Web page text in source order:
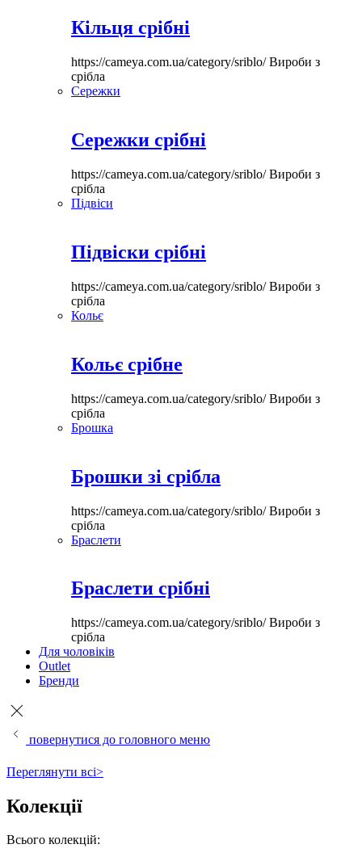
Кільця срібні
https://cameya.com.ua/category/sriblo/Вироби з
срібла
Сережки
Сережки срібні
https://cameya.com.ua/category/sriblo/Вироби з
срібла
Підвіси
Підвіски срібні
https://cameya.com.ua/category/sriblo/Вироби з
срібла
Кольє
Кольє срібне
https://cameya.com.ua/category/sriblo/Вироби з
срібла
Брошка
Брошки зі срібла
https://cameya.com.ua/category/sriblo/Вироби з
срібла
Браслети
Браслети срібні
https://cameya.com.ua/category/sriblo/Вироби з
срібла
Для чоловіків
Outlet
Бренди
повернутися до головного меню
Переглянути всі>
Колекції
Всього колекцій: